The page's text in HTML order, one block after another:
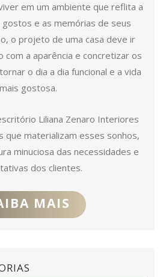
em um ambiente que reflita a
e as memórias de seus
o projeto de uma casa deve ir
com a aparência e concretizar os
o dia a dia funcional e a vida
mais gostosa.
Liliana Zenaro Interiores
que materializam esses sonhos,
minuciosa das necessidades e
dos clientes.
MAIS